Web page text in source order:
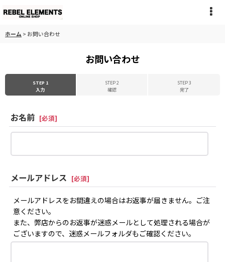
ホーム > お問い合わせ
お問い合わせ
STEP 1
入力
STEP 2
確認
STEP 3
完了
お名前 [必須]
メールアドレス [必須]
メールアドレスをお間違えの場合はお返事が届きません。ご注
意ください。
また、弊店からのお返事が迷惑メールとして処理される場合が
ございますので、迷惑メールフォルダもご確認ください。